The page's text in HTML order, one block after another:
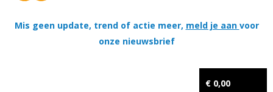
Mis geen update, trend of actie meer, meld je aan voor
onze nieuwsbrief
€ 0,00